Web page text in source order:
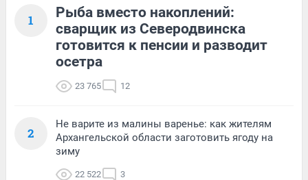
1
Рыба вместо накоплений:
сварщик из Северодвинска
готовится к пенсии и разводит
осетра
23 765 12
2
Не варите из малины варенье: как жителям
Архангельской области заготовить ягоду на
зиму
22 522 3